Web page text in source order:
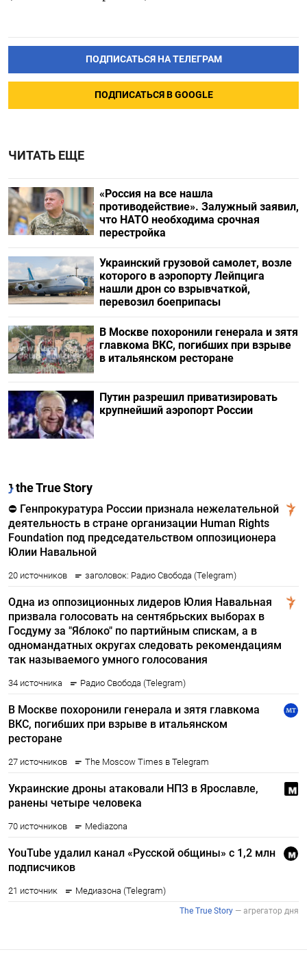
ПОДПИСАТЬСЯ НА ТЕЛЕГРАМ
ПОДПИСАТЬСЯ В GOOGLE
ЧИТАТЬ ЕЩЕ
«Россия на все нашла
противодействие». Залужный заявил,
что НАТО необходима срочная
перестройка
Украинский грузовой самолет, возле
которого в аэропорту Лейпцига
нашли дрон со взрывчаткой,
перевозил боеприпасы
В Москве похоронили генерала и зятя
главкома ВКС, погибших при взрыве
в итальянском ресторане
Путин разрешил приватизировать
крупнейший аэропорт России